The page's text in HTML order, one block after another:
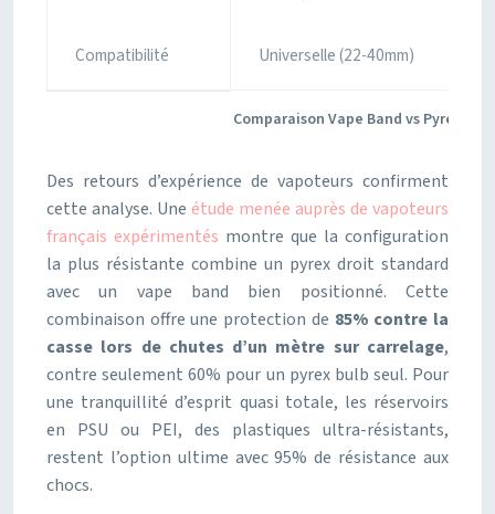
Comparaison Vape Band vs Pyrex
Compatibilité Universelle (22-40mm)
Des retours d’expérience de vapoteurs confirment
cette analyse. Une étude menée auprès de vapoteurs
français expérimentés montre que la configuration
la plus résistante combine un pyrex droit standard
avec un vape band bien positionné. Cette
combinaison offre une protection de 85% contre la
casse lors de chutes d’un mètre sur carrelage,
contre seulement 60% pour un pyrex bulb seul. Pour
une tranquillité d’esprit quasi totale, les réservoirs
en PSU ou PEI, des plastiques ultra-résistants,
restent l’option ultime avec 95% de résistance aux
chocs.